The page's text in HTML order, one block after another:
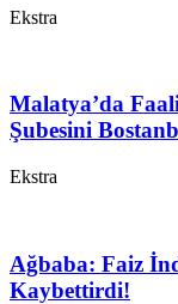
Ekstra
Malatya’da
Şubesini
Ekstra
Ağbaba: Faiz
Kaybettirdi!